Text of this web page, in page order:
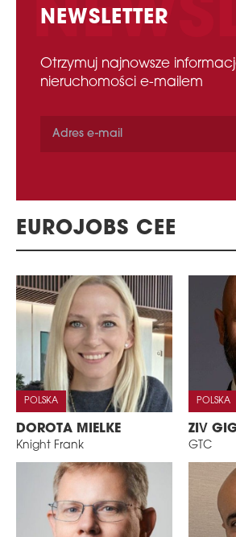
NEWSLETTER
Otrzymuj najnowsze
nieruchomości e-mailem
EUROJOBS CEE
POLSKA
DOROTA MIELKE
Knight Frank
POLSKA
ZIV
GTC